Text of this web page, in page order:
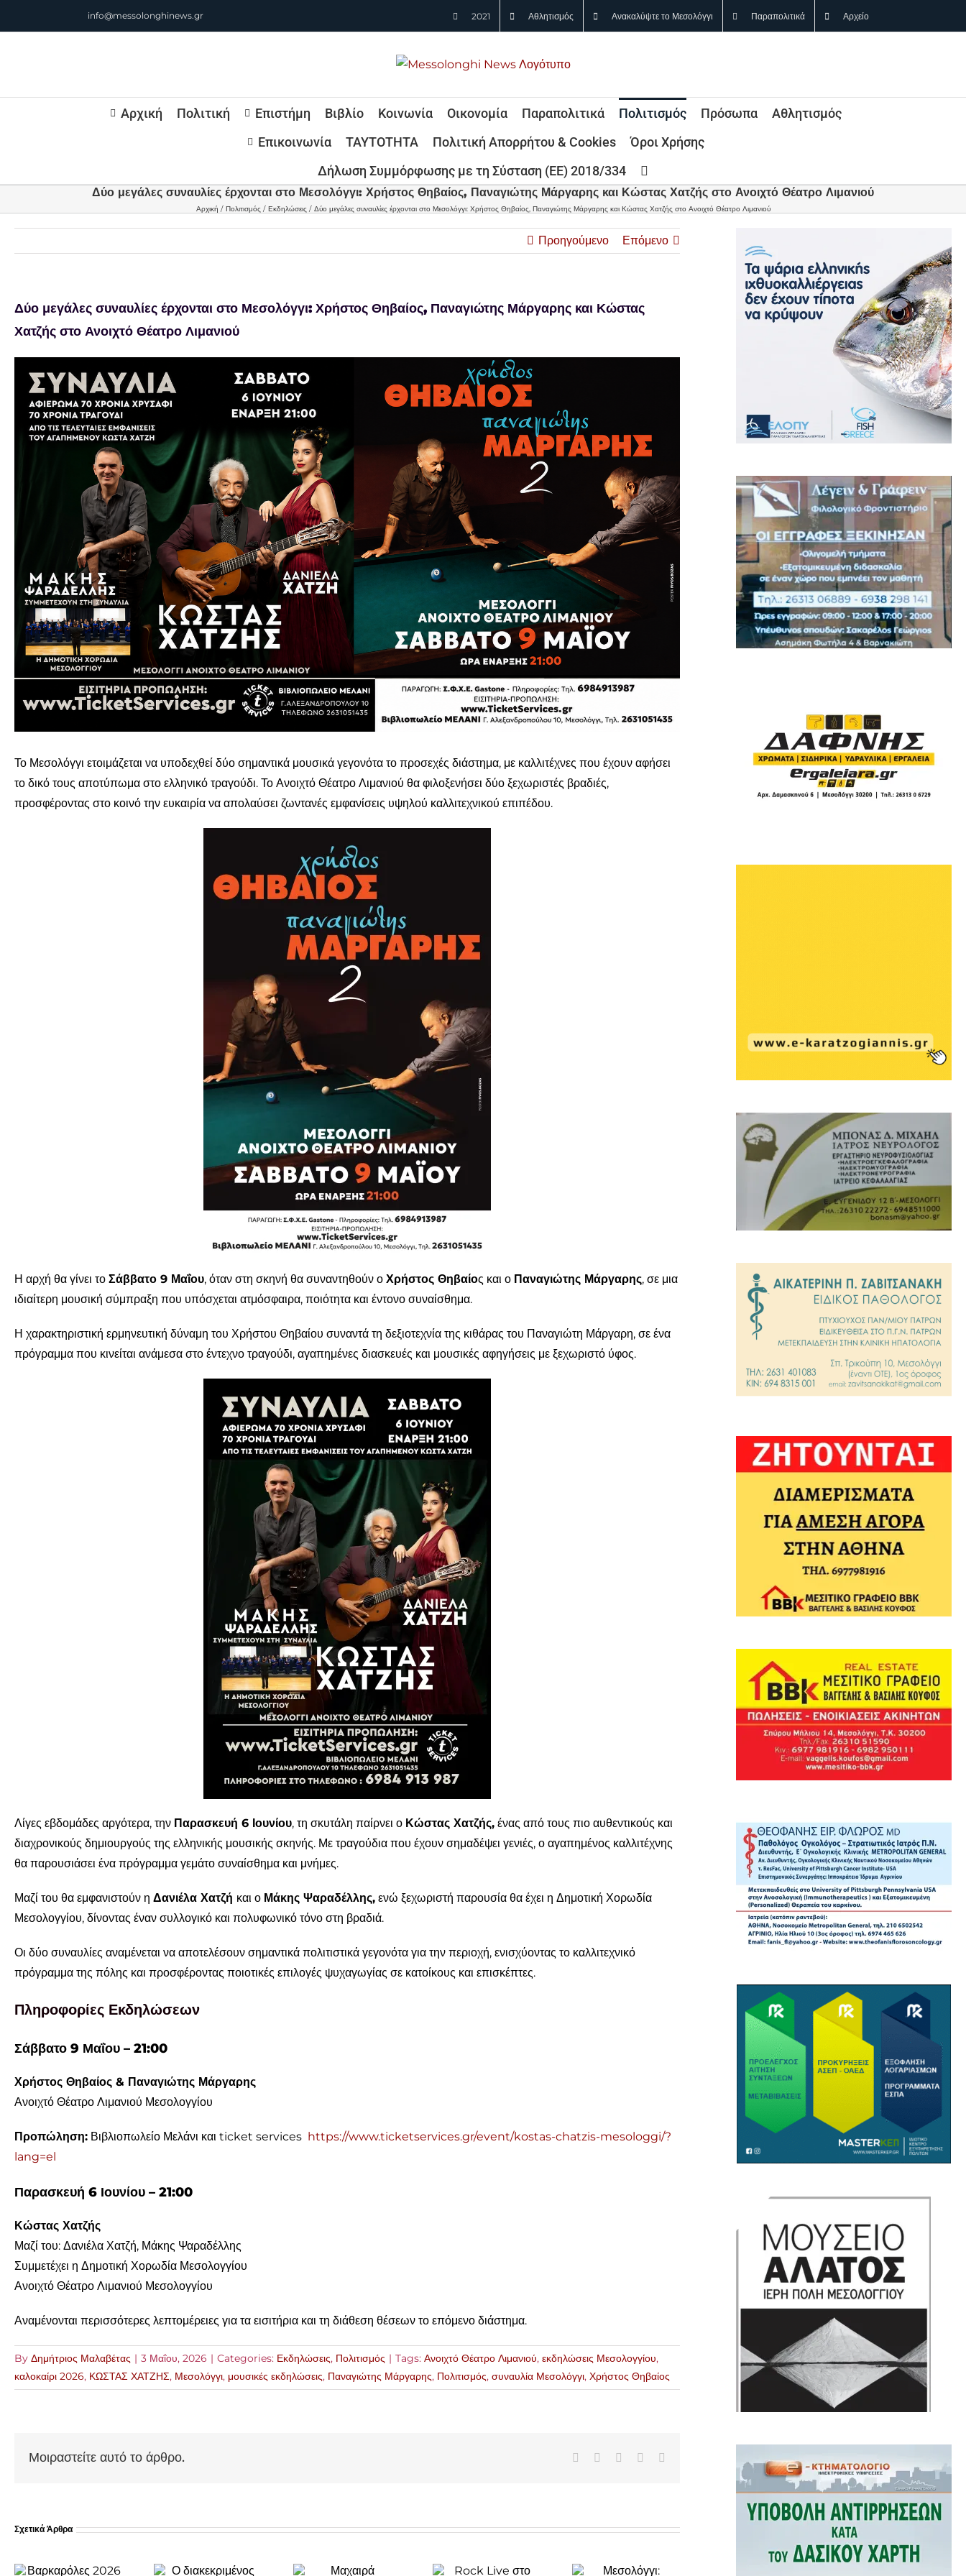
στο
info@messolonghinews.gr 2021 Αθλητισμός Ανακαλύψτε το Μεσολόγγι Παραπολιτικά Αρχείο
Αρχική Πολιτική Επιστήμη Βιβλίο Κοινωνία Οικονομία Παραπολιτικά Πολιτισμός Πρόσωπα
Αθλητισμός
Επικοινωνία
ΤΑΥΤΟΤΗΤΑ Πολιτική Απορρήτου & Cookies
Όροι Χρήσης
Δήλωση Συμμόρφωσης με τη Σύσταση (ΕΕ) 2018/334
Δύο μεγάλες συναυλίες έρχονται στο Μεσολόγγι: Χρήστος Θηβαίος, Παναγιώτης Μάργαρης και Κώστας Χατζής στο Ανοιχτό Θέατρο Λιμανιού
Αρχική Πολιτισμός Εκδηλώσεις Δύο μεγάλες συναυλίες έρχονται στο Μεσολόγγι: Χρήστος Θηβαίος, Παναγιώτης Μάργαρης και Κώστας Χατζής στο Ανοιχτό Θέατρο Λιμανιού
Προηγούμενο Επόμενο
Δύο μεγάλες συναυλίες έρχονται στο Μεσολόγγι: Χρήστος Θηβαίος, Παναγιώτης Μάργαρης και Κώστας
Χατζής στο Ανοιχτό Θέατρο Λιμανιού
μεγαλύτερης
εικόνας
Το Μεσολόγγι ετοιμάζεται να υποδεχθεί δύο σημαντικά μουσικά γεγονότα το προσεχές διάστημα, με καλλιτέχνες που έχουν αφήσει
το δικό τους αποτύπωμα στο ελληνικό τραγούδι. Το Ανοιχτό Θέατρο Λιμανιού θα φιλοξενήσει δύο ξεχωριστές βραδιές,
προσφέροντας στο κοινό την ευκαιρία να απολαύσει ζωντανές εμφανίσεις υψηλού καλλιτεχνικού επιπέδου.
Η αρχή θα γίνει το Σάββατο 9 Μαΐου, όταν στη σκηνή θα συναντηθούν ο Χρήστος Θηβαίος και ο Παναγιώτης Μάργαρης, σε μια
ιδιαίτερη μουσική σύμπραξη που υπόσχεται ατμόσφαιρα, ποιότητα και έντονο συναίσθημα.
Η χαρακτηριστική ερμηνευτική δύναμη του Χρήστου Θηβαίου συναντά τη δεξιοτεχνία της κιθάρας του Παναγιώτη Μάργαρη, σε ένα
πρόγραμμα που κινείται ανάμεσα στο έντεχνο τραγούδι, αγαπημένες διασκευές και μουσικές αφηγήσεις με ξεχωριστό ύφος.
Λίγες εβδομάδες αργότερα, την Παρασκευή 6 Ιουνίου, τη σκυτάλη παίρνει ο Κώστας Χατζής, ένας από τους πιο αυθεντικούς και
διαχρονικούς δημιουργούς της ελληνικής μουσικής σκηνής. Με τραγούδια που έχουν σημαδέψει γενιές, ο αγαπημένος καλλιτέχνης
θα παρουσιάσει ένα πρόγραμμα γεμάτο συναίσθημα και μνήμες.
Μαζί του θα εμφανιστούν η Δανιέλα Χατζή και ο Μάκης Ψαραδέλλης, ενώ ξεχωριστή παρουσία θα έχει η Δημοτική Χορωδία
Μεσολογγίου, δίνοντας έναν συλλογικό και πολυφωνικό τόνο στη βραδιά.
Οι δύο συναυλίες αναμένεται να αποτελέσουν σημαντικά πολιτιστικά γεγονότα για την περιοχή, ενισχύοντας το καλλιτεχνικό
πρόγραμμα της πόλης και προσφέροντας ποιοτικές επιλογές ψυχαγωγίας σε κατοίκους και επισκέπτες.
Πληροφορίες Εκδηλώσεων
Σάββατο 9 Μαΐου – 21:00
Χρήστος Θηβαίος & Παναγιώτης Μάργαρης
Ανοιχτό Θέατρο Λιμανιού Μεσολογγίου
Προπώληση: Βιβλιοπωλείο Μελάνι και ticket services https://www.ticketservices.gr/event/kostas-chatzis-mesologgi/?
lang=el
Παρασκευή 6 Ιουνίου – 21:00
Κώστας Χατζής
Μαζί του: Δανιέλα Χατζή, Μάκης Ψαραδέλλης
Συμμετέχει η Δημοτική Χορωδία Μεσολογγίου
Ανοιχτό Θέατρο Λιμανιού Μεσολογγίου
Αναμένονται περισσότερες λεπτομέρειες για τα εισιτήρια και τη διάθεση θέσεων το επόμενο διάστημα.
By Δημήτριος Μαλαβέτας | 3 Μαΐου, 2026 | Categories: Εκδηλώσεις, Πολιτισμός | Tags: Ανοιχτό Θέατρο Λιμανιού, εκδηλώσεις Μεσολογγίου,
καλοκαίρι 2026, ΚΩΣΤΑΣ ΧΑΤΖΗΣ, Μεσολόγγι, μουσικές εκδηλώσεις, Παναγιώτης Μάργαρης, Πολιτισμός, συναυλία Μεσολόγγι, Χρήστος Θηβαίος
Μοιραστείτε αυτό το άρθρο. Facebook LinkedInWhatsApp
Σχετικά Άρθρα
Ο
κιθαριστής
Ξηρομέρου:
Rock Live